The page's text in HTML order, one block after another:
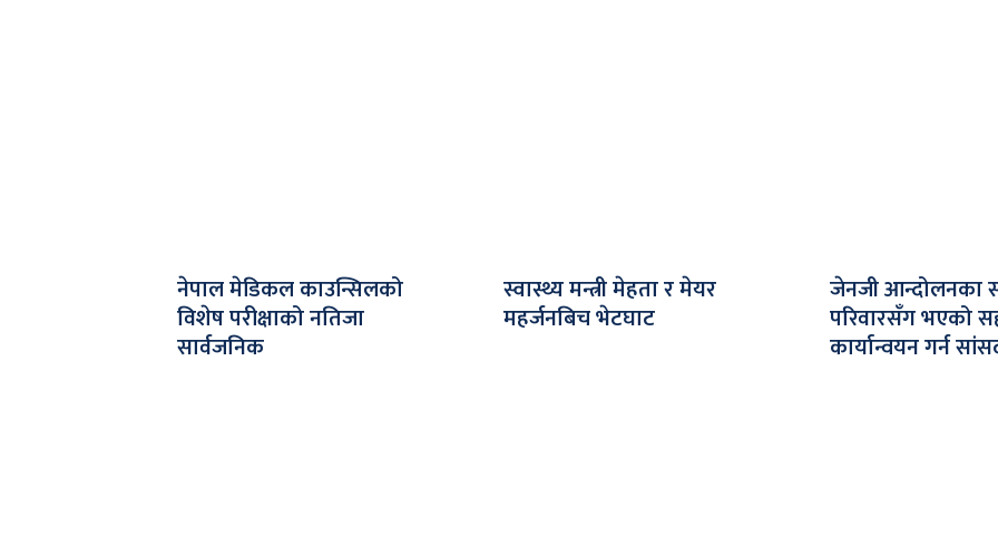
नेपाल मेडिकल काउन्सिलको
विशेष परीक्षाको नतिजा
सार्वजनिक
स्वास्थ्य मन्त्री मेहता र मेयर
महर्जनबिच भेटघाट
जेनजी आन्दोलनका
परिवारसँग भएको
कार्यान्वयन गर्न